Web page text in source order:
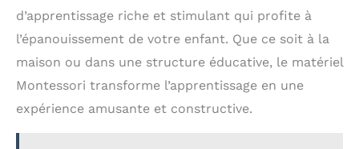
est un excellent jouet sensoriel pour les enfants,
mathématique, il améliore également la dextérité
de l'action et la motricité fine pendant qu'ils jouent
d’apprentissage riche et stimulant qui profite à
l’épanouissement de votre enfant. Que ce soit à la
maison ou dans une structure éducative, le matériel
Montessori transforme l’apprentissage en une
expérience amusante et constructive.